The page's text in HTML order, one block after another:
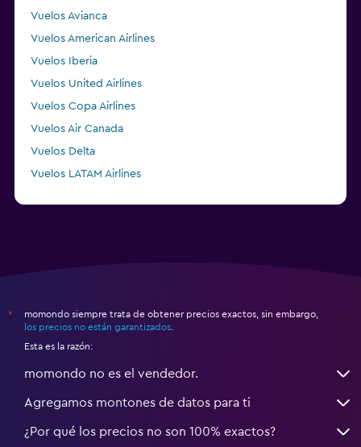
Vuelos Avianca
Vuelos American Airlines
Vuelos Iberia
Vuelos United Airlines
Vuelos Copa Airlines
Vuelos Air Canada
Vuelos Delta
Vuelos LATAM Airlines
*
momondo siempre trata de obtener precios exactos, sin embargo,
los precios no están garantizados
Esta es la razón:
momondo no es el vendedor.
Agregamos montones de datos para ti
¿Por qué los precios no son 100% exactos?